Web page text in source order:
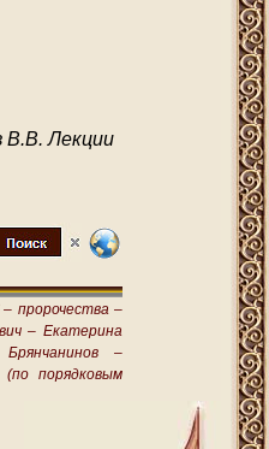
Лекции
– пророчества –
– Екатерина
–
порядковым